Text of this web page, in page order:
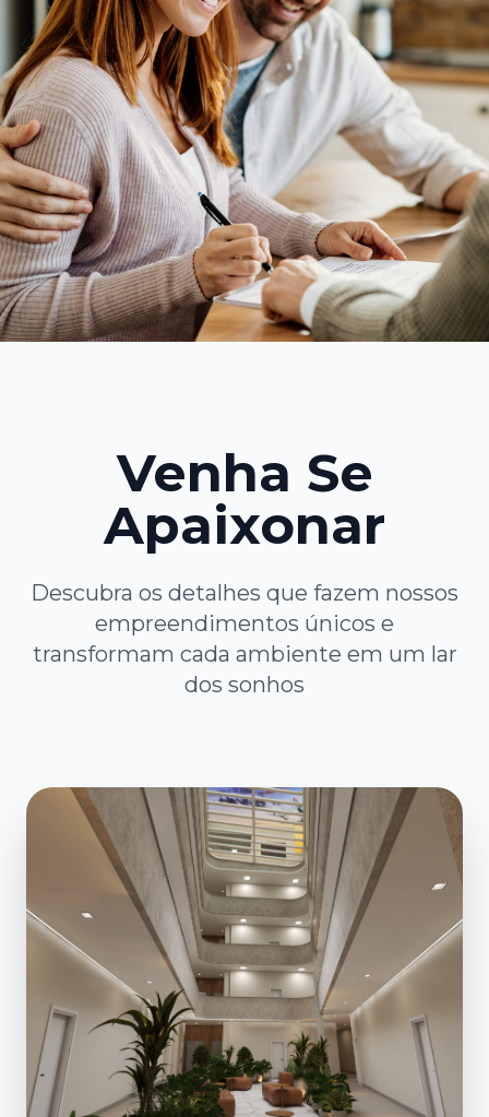
Venha Se
Apaixonar
Descubra os detalhes que fazem nossos
empreendimentos únicos e
transformam cada ambiente em um lar
dos sonhos